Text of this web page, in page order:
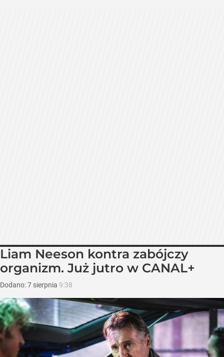
Liam Neeson kontra zabójczy
organizm. Już jutro w CANAL+
Dodano:7 sierpnia 9:38